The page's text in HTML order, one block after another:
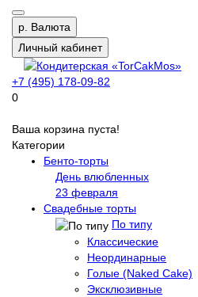
р. Валюта
Личный кабинет
+7 (495) 178-09-82
0
Ваша корзина пуста!
Категории
Бенто-торты
День влюбленных
23 февраля
Свадебные торты
По типу
Классические
Неординарные
Голые (Naked Cake)
Эксклюзивные